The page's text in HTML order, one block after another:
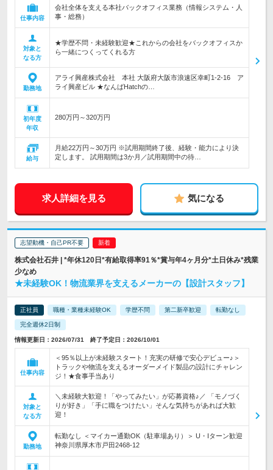
仕事内容
会社全体を支える本社バックオフィス業務（情報システム・人
事・総務）
対象と
なる方
★学歴不問・未経験歓迎★これからの会社をバックオフィスか
ら一緒につくってくれる方
勤務地
アライ興産株式会社 本社 大阪府大阪市浪速区幸町1-2-16 ア
ライ興産ビル ★なんばHatchの…
初年度
年収
280万円～320万円
給与
月給22万円～30万円 ※試用期間終了後、経験・能力により決
定します。 試用期間は3か月／試用期間中の待…
求人詳細を見る 気になる
志望動機・自己PR不要
株式会社石井 | *年休120日*有給取得率91％*賞与年4ヶ月分*土日休み*残業
少なめ
★未経験OK！物流業界を支えるメーカーの【設計スタッフ】
正社員 職種・業種未経験OK 学歴不問 第二新卒歓迎 転勤なし
完全週休2日制
情報更新日：2026/07/31 終了予定日：2026/10/01
仕事内容
＜95％以上が未経験スタート！充実の研修で安心デビュー♪＞
トラックや物流を支えるオーダーメイド製品の設計にチャレン
ジ！★食事手当あり
対象と
なる方
＼未経験大歓迎！「やってみたい」が応募資格♪／ 「モノづく
りが好き」「手に職をつけたい」そんな気持ちがあれば大歓
迎！
勤務地
転勤なし ＜マイカー通勤OK（駐車場あり）＞ U・Iターン歓迎
神奈川県厚木市戸田2468-12